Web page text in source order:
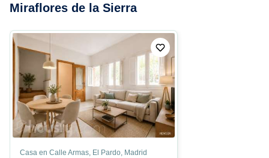
Miraflores de la Sierra
Casa en Calle Armas, El Pardo, Madrid